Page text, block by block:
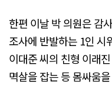
한편 이날 박 의원은 감
조사에 반발하는 1인 시
이대준 씨의 친형 이래
멱살을 잡는 등 몸싸움